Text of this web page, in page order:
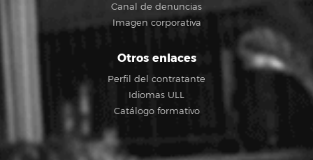
Canal de denuncias
Imagen corporativa
Otros enlaces
Perfil del contratante
Idiomas ULL
Catálogo formativo